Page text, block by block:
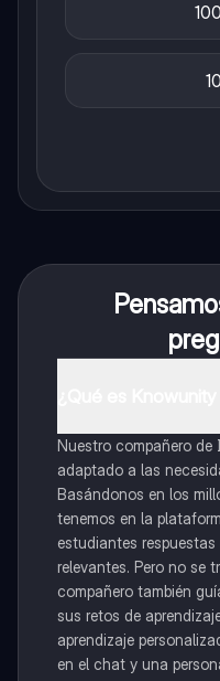
Nuestro compañero
adaptado a las
Basándonos en los
tenemos en la
estudiantes
relevantes. Pero no se
compañero también
sus retos de
aprendizaje
en el chat y una